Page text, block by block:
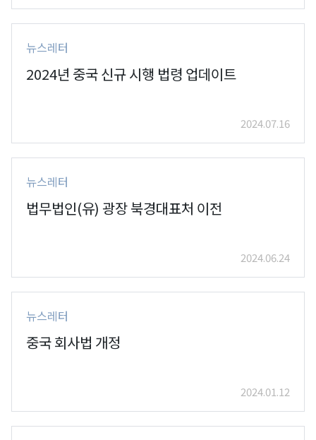
뉴스레터
2024년 중국 신규 시행 법령 업데이트
2024.07.16
뉴스레터
법무법인(유) 광장 북경대표처 이전
2024.06.24
뉴스레터
중국 회사법 개정
2024.01.12